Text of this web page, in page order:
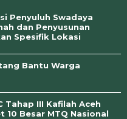
Penyuluh Swadaya
dan Penyusunan
Spesifik Lokasi
Bantu Warga
Tahap III Kafilah Aceh
10 Besar MTQ Nasional